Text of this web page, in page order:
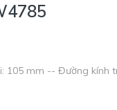
105 mm -- Đường kính